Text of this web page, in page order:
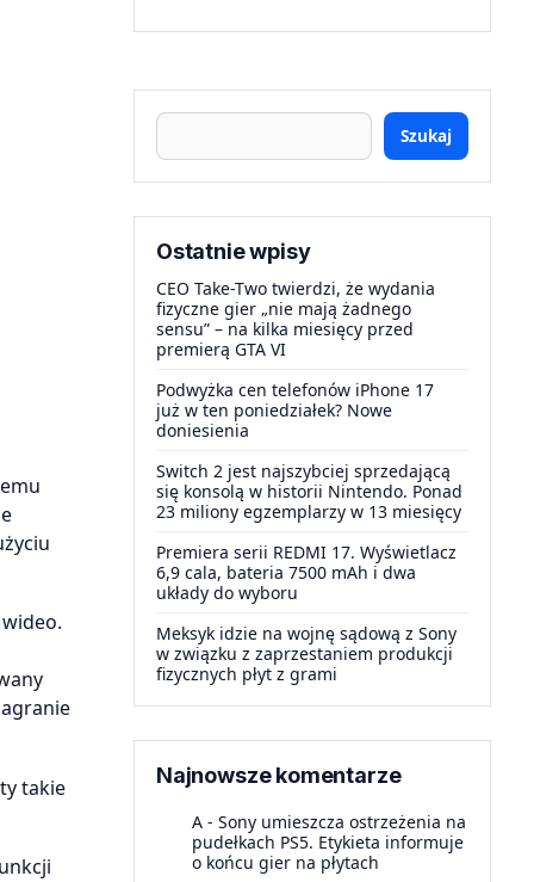
takie
Szukaj
Ostatnie wpisy
CEO Take-Two twierdzi, że wydania
fizyczne gier „nie mają żadnego
sensu” – na kilka miesięcy przed
premierą GTA VI
Podwyżka cen telefonów iPhone 17
już w ten poniedziałek? Nowe
doniesienia
Switch 2 jest najszybciej sprzedającą
się konsolą w historii Nintendo. Ponad
23 miliony egzemplarzy w 13 miesięcy
Premiera serii REDMI 17. Wyświetlacz
6,9 cala, bateria 7500 mAh i dwa
układy do wyboru
Meksyk idzie na wojnę sądową z Sony
w związku z zaprzestaniem produkcji
fizycznych płyt z grami
Najnowsze komentarze
A - Sony umieszcza ostrzeżenia na
pudełkach PS5. Etykieta informuje
o końcu gier na płytach